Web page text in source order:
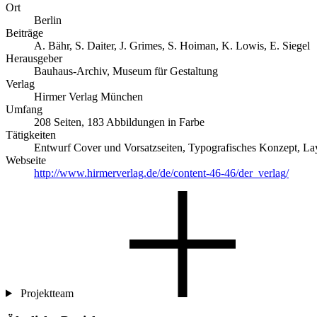
Ort
Berlin
Beiträge
A. Bähr, S. Daiter, J. Grimes, S. Hoiman, K. Lowis, E. Siegel
Herausgeber
Bauhaus-Archiv, Museum für Gestaltung
Verlag
Hirmer Verlag München
Umfang
208 Seiten, 183 Abbildungen in Farbe
Tätigkeiten
Entwurf Cover und Vorsatzseiten, Typografisches Konzept,
Webseite
http://www.hirmerverlag.de/de/content-46-46/der_verlag/
Projektteam